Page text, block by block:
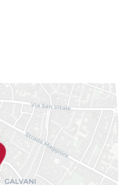
筑。
熟土制作的雄鹰雕
相接的教区办公
收藏了重要的装饰
、象牙制品、玻璃
的画作和雕塑。 保
圣塞西莉亚（14世
Santa Maria